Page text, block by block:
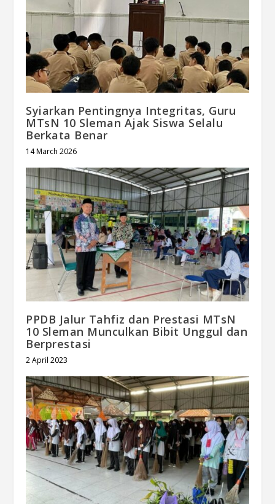
Syiarkan Pentingnya Integritas, Guru
MTsN 10 Sleman Ajak Siswa Selalu
Berkata Benar
14 March 2026
PPDB Jalur Tahfiz dan Prestasi MTsN
10 Sleman Munculkan Bibit Unggul dan
Berprestasi
2 April 2023